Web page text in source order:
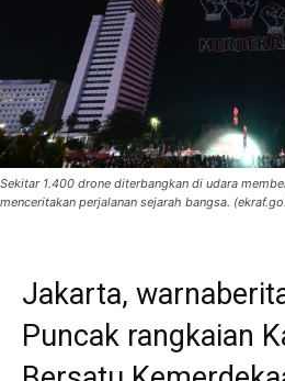
Sekitar 1.400 drone diterbangkan di udara
menceritakan perjalanan sejarah bangsa.
Jakarta,
Puncak rangkaian